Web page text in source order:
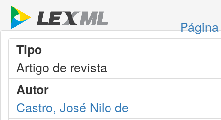
Tipo
Artigo de revista
Autor
Castro, José Nilo de